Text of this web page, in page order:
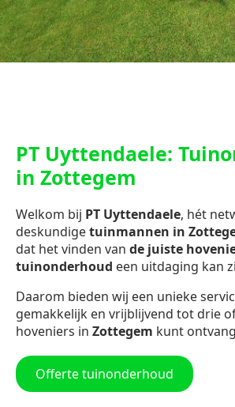
PT Uyttendaele:
in Zottegem
Welkom bij PT Uyttendaele, hét
deskundigetuinmannen in
dat het vinden van de juiste
tuinonderhoud een uitdaging kan
Daarom bieden wij een unieke
gemakkelijk en vrijblijvend tot drie
hoveniers in Zottegem kunt
Offerte tuinonderhoud